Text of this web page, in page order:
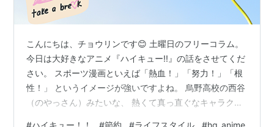
発売日:2015/08/04
メディア: コミック
この商品を含むブログ (14件) を見る
こんにちは、チョウリンです😊 土曜日のフリーコラム。
今日は大好きなアニメ『ハイキュー!!』の話をさせてくだ
さい。 スポーツ漫画といえば「熱血！」「努力！」「根
性！」 というイメージが強いですよね。 烏野高校の西谷
（のやっさん）みたいな、 熱くて真っ直ぐなキャラクタ
#ハイキュー！！ #節約 #ライフスタイル #hq_anime